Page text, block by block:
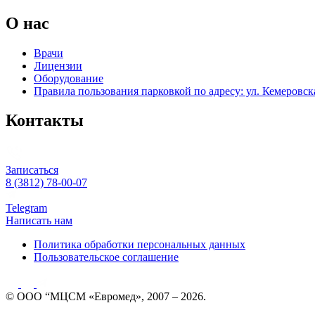
О нас
Врачи
Лицензии
Оборудование
Правила пользования парковкой по адресу: ул.
Контакты
Записаться
8 (3812) 78-00-07
Telegram
Написать нам
Политика обработки персональных данных
Пользовательское соглашение
© ООО “МЦСМ «Евромед», 2007 – 2026.